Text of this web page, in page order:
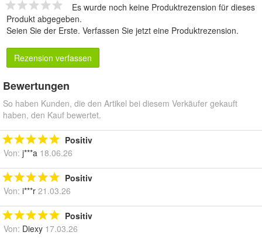
Es wurde noch keine Produktrezension für dieses
Produkt abgegeben.
Seien Sie der Erste. Verfassen Sie jetzt eine Produktrezension.
Rezension verfassen
Bewertungen
So haben Kunden, die den Artikel bei diesem Verkäufer gekauft
haben, den Kauf bewertet.
Positiv
Von: j***a 18.06.26
Positiv
Von: i***r 21.03.26
Positiv
Von: Diexy 17.03.26